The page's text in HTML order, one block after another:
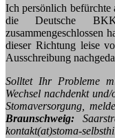
Ich persönlich befürchte
die Deutsche
zusammengeschlossen
dieser Richtung leise
Ausschreibung
Solltet Ihr Probleme
Wechsel nachdenkt
Stomaversorgung,
Braunschweig:
kontakt(at)stoma-